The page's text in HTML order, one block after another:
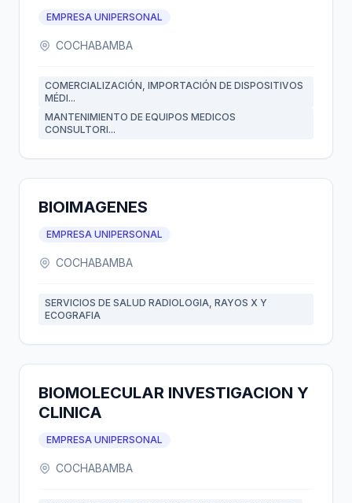
EMPRESA UNIPERSONAL
COCHABAMBA
COMERCIALIZACIÓN, IMPORTACIÓN DE DISPOSITIVOS
MÉDI...
MANTENIMIENTO DE EQUIPOS MEDICOS
CONSULTORI...
BIOIMAGENES
EMPRESA UNIPERSONAL
COCHABAMBA
SERVICIOS DE SALUD RADIOLOGIA, RAYOS X Y
ECOGRAFIA
BIOMOLECULAR INVESTIGACION Y
CLINICA
EMPRESA UNIPERSONAL
COCHABAMBA